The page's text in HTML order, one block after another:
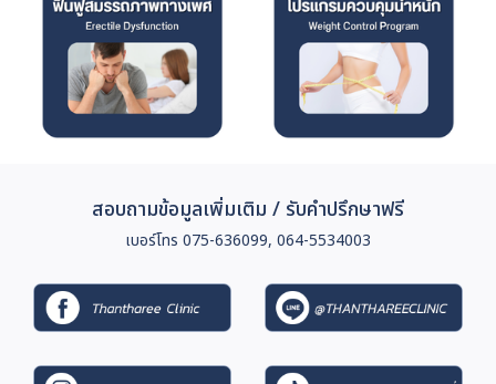
สอบถามข้อมูลเพิ่มเติม / รับคำปรึกษาฟรี
เบอร์โทร 075-636099, 064-5534003